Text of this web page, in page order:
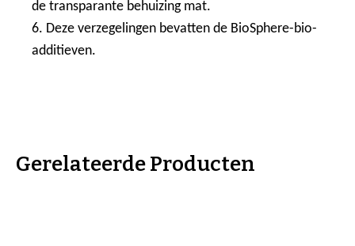
de transparante behuizing mat.
6. Deze verzegelingen bevatten de BioSphere-bio-
additieven.
Gerelateerde Producten